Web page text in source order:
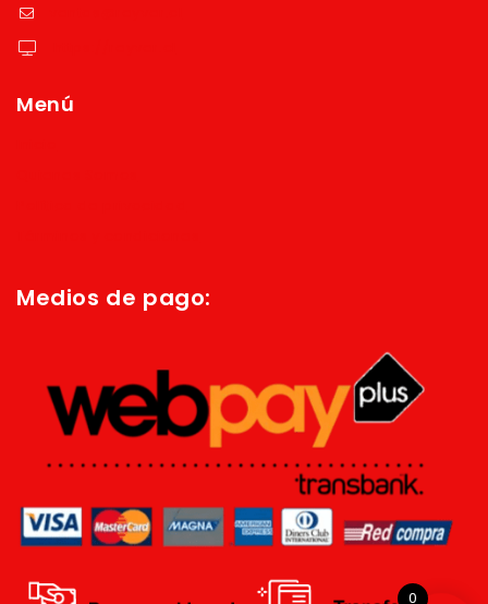
Menú
Medios de pago:
0